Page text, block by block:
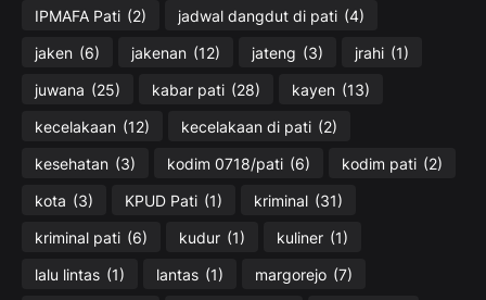
IPMAFA Pati (2) jadwal dangdut di pati (4)
jaken (6) jakenan (12) jateng (3) jrahi (1)
juwana (25) kabar pati (28) kayen (13)
kecelakaan (12) kecelakaan di pati (2)
kesehatan (3) kodim 0718/pati (6) kodim pati (2)
kota (3) KPUD Pati (1) kriminal (31)
kriminal pati (6) kudur (1) kuliner (1)
lalu lintas (1) lantas (1) margorejo (7)